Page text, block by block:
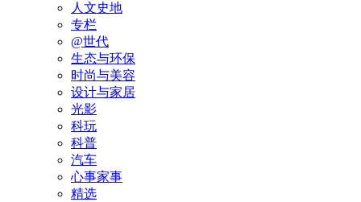
人文史地
专栏
@世代
生态与环保
时尚与美容
设计与家居
光影
科玩
科普
汽车
心事家事
精选